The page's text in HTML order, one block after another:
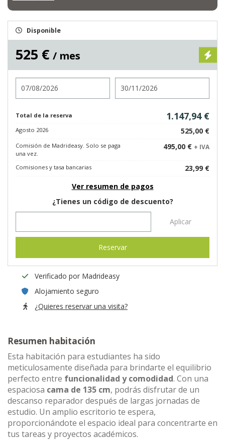
Disponible
525 € / mes
Total de la reserva 1.147,94 €
Agosto 2026 525,00 €
Comisión de Madrideasy. Solo se paga
una vez.
495,00 € + IVA
Comisiones y tasa bancarias
23,99 €
Ver resumen de pagos
¿Tienes un código de descuento?
Aplicar
Reservar
Verificado por Madrideasy
Alojamiento seguro
¿Quieres reservar una visita?
Resumen habitación
Esta habitación para estudiantes ha sido
meticulosamente diseñada para brindarte el equilibrio
perfecto entre funcionalidad y comodidad. Con una
espaciosa cama de 135 cm, podrás disfrutar de un
descanso reparador después de largas jornadas de
estudio. Un amplio escritorio te espera,
proporcionándote el espacio ideal para concentrarte en
tus tareas y proyectos académicos.